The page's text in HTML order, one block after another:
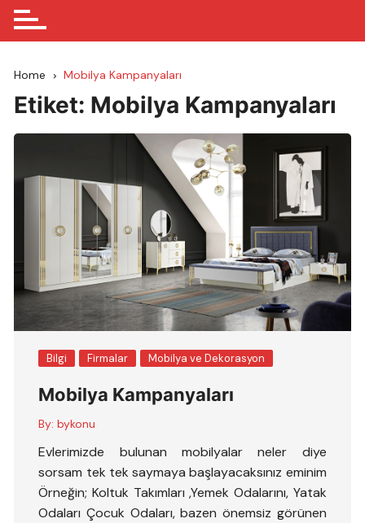
Home Mobilya Kampanyaları
Etiket: Mobilya Kampanyaları
Bilgi Firmalar Mobilya ve Dekorasyon
Mobilya Kampanyaları
By: bykonu
Evlerimizde bulunan mobilyalar neler diye
sorsam tek tek saymaya başlayacaksınız eminim
Örneğin; Koltuk Takımları ,Yemek Odalarını, Yatak
Odaları Çocuk Odaları, bazen önemsiz görünen